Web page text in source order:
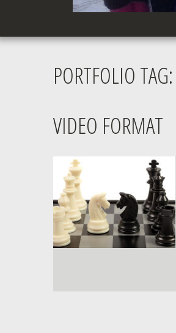
PORTFOLIO TAG:
VIDEO FORMAT